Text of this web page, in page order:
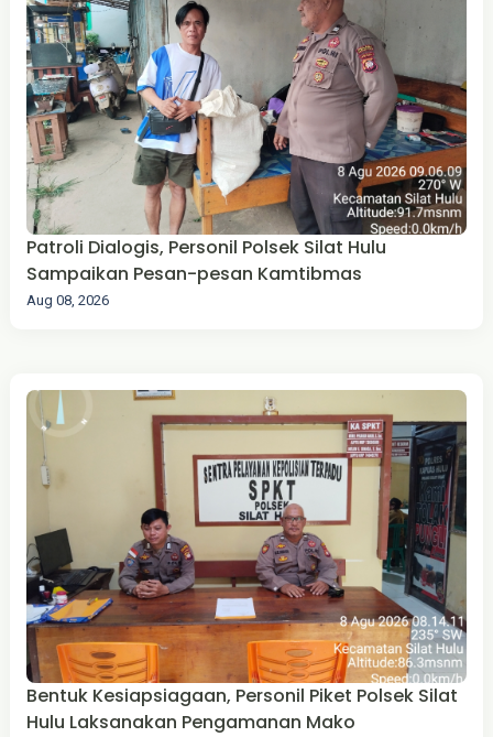
Patroli Dialogis, Personil Polsek Silat Hulu
Sampaikan Pesan-pesan Kamtibmas
Aug 08, 2026
Bentuk Kesiapsiagaan, Personil Piket Polsek Silat
Hulu Laksanakan Pengamanan Mako